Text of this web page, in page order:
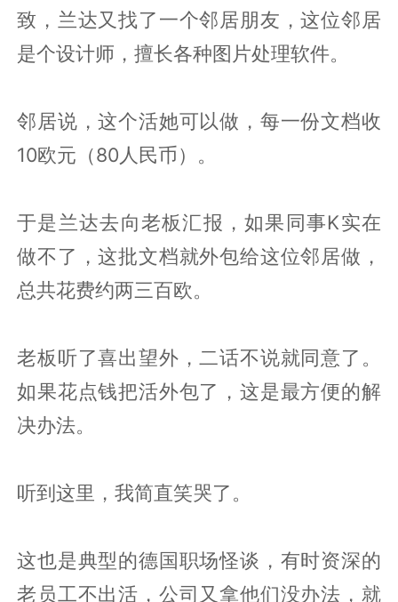
致，兰达又找了一个邻居朋友，这位邻居
是个设计师，擅长各种图片处理软件。
邻居说，这个活她可以做，每一份文档收
10欧元（80人民币）。
于是兰达去向老板汇报，如果同事K实在
做不了，这批文档就外包给这位邻居做，
总共花费约两三百欧。
老板听了喜出望外，二话不说就同意了。
如果花点钱把活外包了，这是最方便的解
决办法。
听到这里，我简直笑哭了。
这也是典型的德国职场怪谈，有时资深的
老员工不出活，公司又拿他们没办法，就